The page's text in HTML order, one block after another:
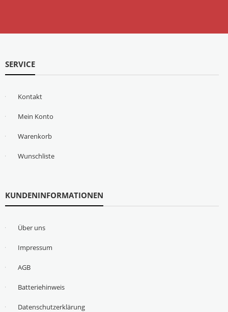
SERVICE
Kontakt
Mein Konto
Warenkorb
Wunschliste
KUNDENINFORMATIONEN
Über uns
Impressum
AGB
Batteriehinweis
Datenschutzerklärung